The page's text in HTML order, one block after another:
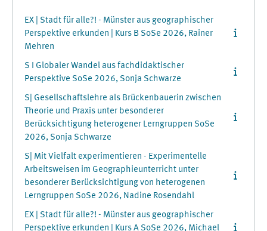
EX | Stadt für alle?! - Münster aus geographischer
Perspektive erkunden | Kurs B SoSe 2026, Rainer
Mehren
S I Globaler Wandel aus fachdidaktischer
Perspektive SoSe 2026, Sonja Schwarze
S| Gesellschaftslehre als Brückenbauerin zwischen
Theorie und Praxis unter besonderer
Berücksichtigung heterogener Lerngruppen SoSe
2026, Sonja Schwarze
S| Mit Vielfalt experimentieren - Experimentelle
Arbeitsweisen im Geographieunterricht unter
besonderer Berücksichtigung von heterogenen
Lerngruppen SoSe 2026, Nadine Rosendahl
EX | Stadt für alle?! - Münster aus geographischer
Perspektive erkunden | Kurs A SoSe 2026, Michael